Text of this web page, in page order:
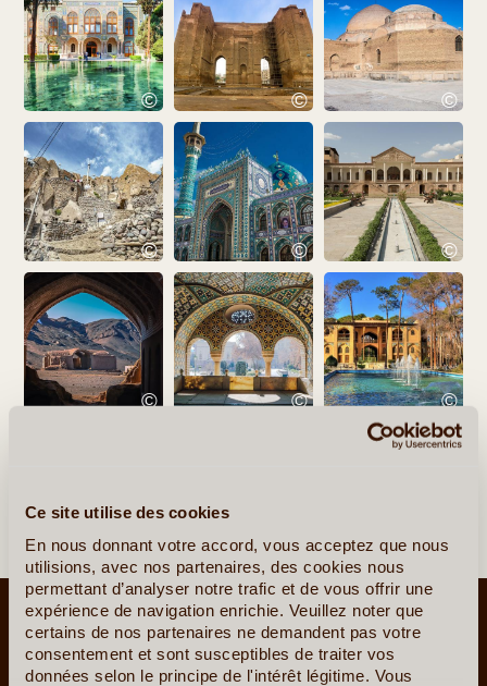
Ce site utilise des cookies
En nous donnant votre accord, vous acceptez que nous
utilisions, avec nos partenaires, des cookies nous
permettant d’analyser notre trafic et de vous offrir une
expérience de navigation enrichie. Veuillez noter que
certains de nos partenaires ne demandent pas votre
consentement et sont susceptibles de traiter vos
données selon le principe de l'intérêt légitime. Vous
© © ©
© © ©
© © ©
LE VOYAGE AUTREMENT
Qui sommes-nous ?
Le Concept